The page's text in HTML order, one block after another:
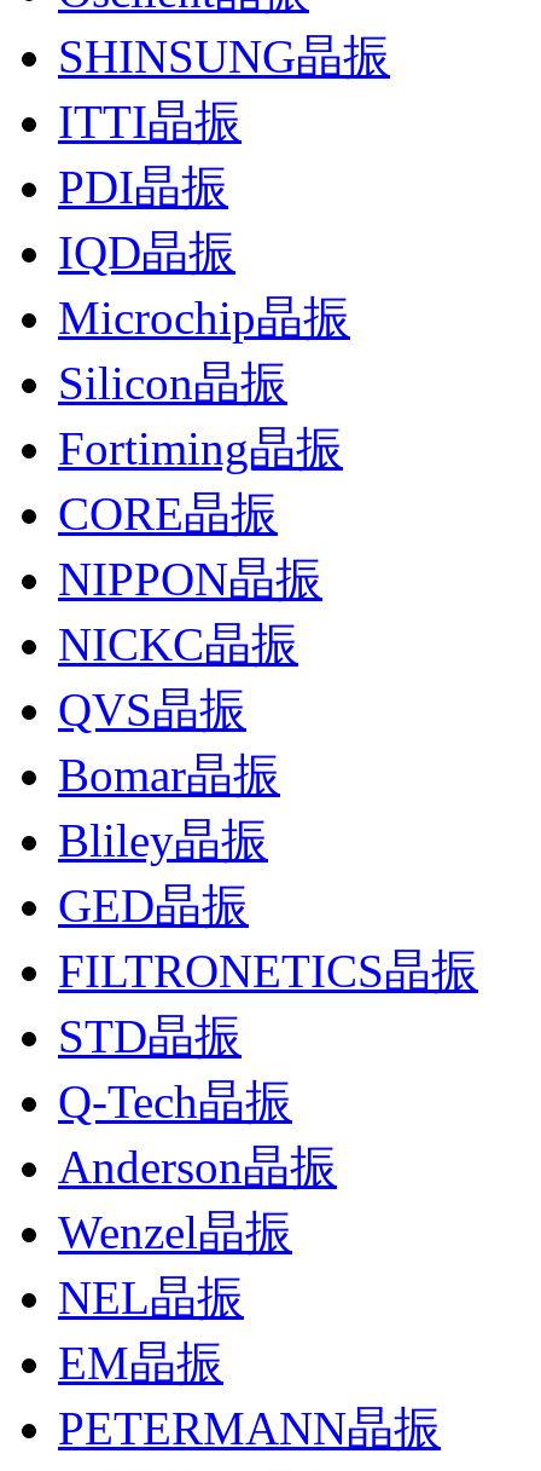
SHINSUNG晶振
ITTI晶振
PDI晶振
IQD晶振
Microchip晶振
Silicon晶振
Fortiming晶振
CORE晶振
NIPPON晶振
NICKC晶振
QVS晶振
Bomar晶振
Bliley晶振
GED晶振
FILTRONETICS晶振
STD晶振
Q-Tech晶振
Anderson晶振
Wenzel晶振
NEL晶振
EM晶振
PETERMANN晶振